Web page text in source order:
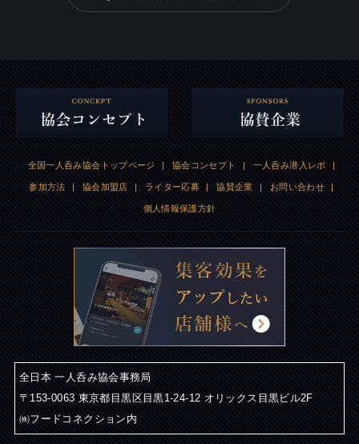
全国一人呑み協会トップページ | 協会コンセプト | 一人呑み潜入レポ |
参加方法 | 協会加盟店 | ライター応募 | 協賛企業 | お問い合わせ |
個人情報保護方針
全日本 一人呑み協会事務局
〒153-0063 東京都目黒区目黒1-24-12 オリックス目黒ビル2F
㈱フードコネクション内